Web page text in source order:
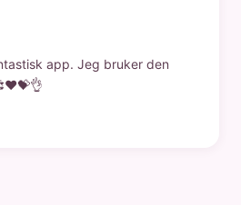
app. Jeg bruker den